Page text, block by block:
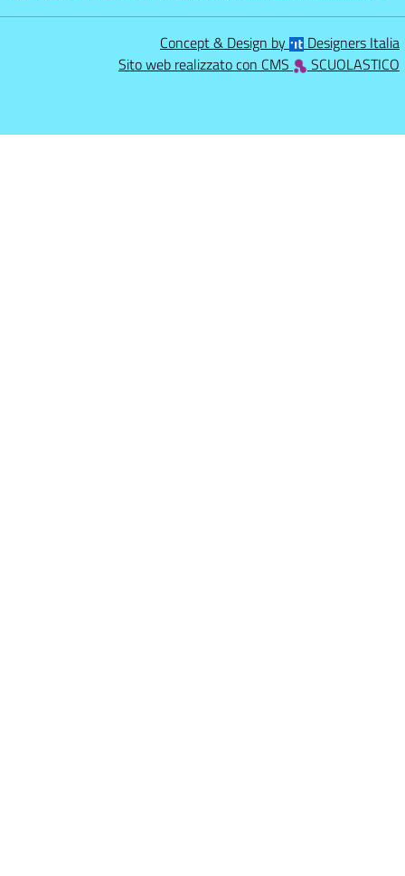
Concept & Design by
Designers Italia
Sito web realizzato con CMS
SCUOLASTICO